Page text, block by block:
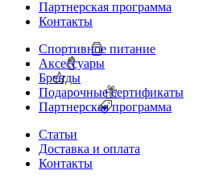
Партнерская программа
Контакты
Спортивное питание
Аксессуары
Бренды
Подарочные сертификаты
Партнерская программа
Статьи
Доставка и оплата
Контакты